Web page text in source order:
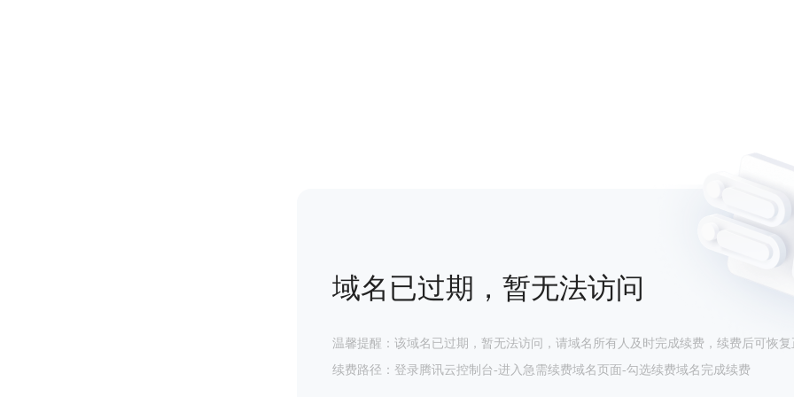
域名已过期，暂无法访问
温馨提醒：该域名已过期，暂无法访问，请域名所有人及时完成续费，续费后可恢复
续费路径：登录腾讯云控制台-进入急需续费域名页面-勾选续费域名完成续费